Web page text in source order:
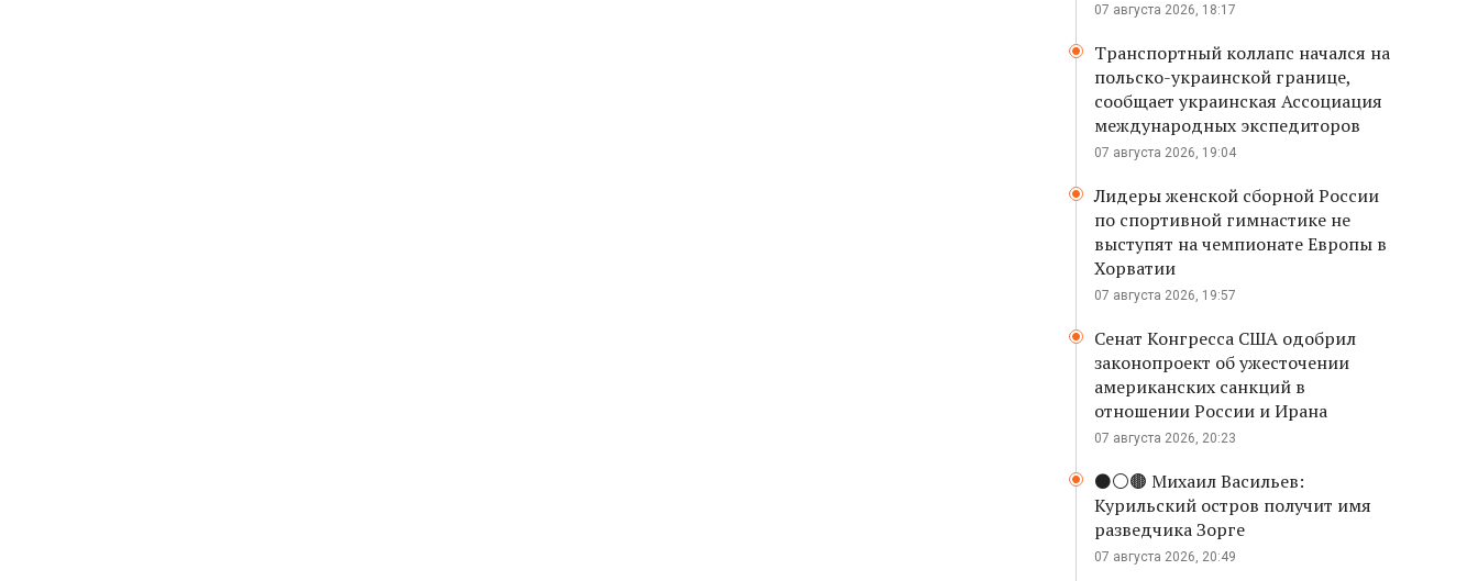
07 августа 2026, 18:17
Транспортный коллапс начался на
польско-украинской границе,
сообщает украинская Ассоциация
международных экспедиторов
07 августа 2026, 19:04
Лидеры женской сборной России
по спортивной гимнастике не
выступят на чемпионате Европы в
Хорватии
07 августа 2026, 19:57
Сенат Конгресса США одобрил
законопроект об ужесточении
американских санкций в
отношении России и Ирана
07 августа 2026, 20:23
⚫️⚪️🟤 Михаил Васильев:
Курильский остров получит имя
разведчика Зорге
07 августа 2026, 20:49